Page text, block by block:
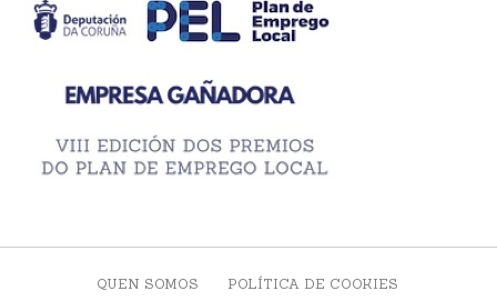
QUEN SOMOS POLÍTICA DE COOKIES